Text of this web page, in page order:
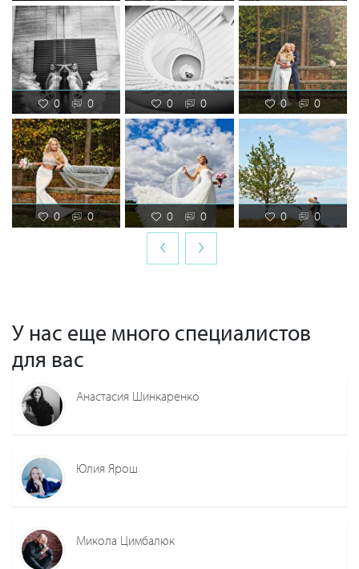
0 0 0 0 0 0
0 0 0 0 0 0
‹ ›
У нас еще много специалистов
для вас
Анастасия Шинкаренко
Юлия Ярош
Микола Цимбалюк